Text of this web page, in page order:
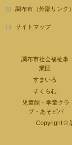
調布市（外部リンク）
サイトマップ
調布市社会福祉事
業団
すまいる
すくらむ
児童館・学童クラ
ブ・あそビバ
Copyright ©